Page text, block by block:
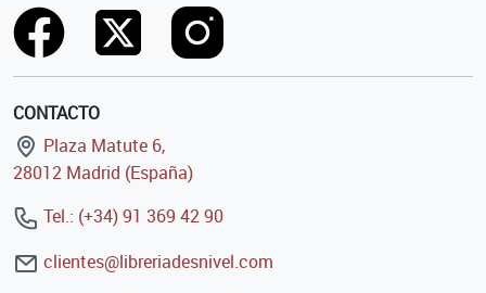
CONTACTO
Plaza Matute 6,
28012 Madrid (España)
Tel.: (+34) 91 369 42 90
clientes@libreriadesnivel.com